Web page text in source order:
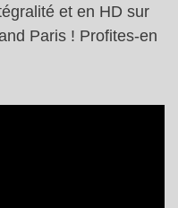
et en HD sur
Paris ! Profites-en